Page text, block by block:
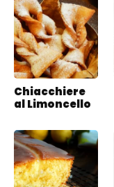
Chiacchiere
al Limoncello